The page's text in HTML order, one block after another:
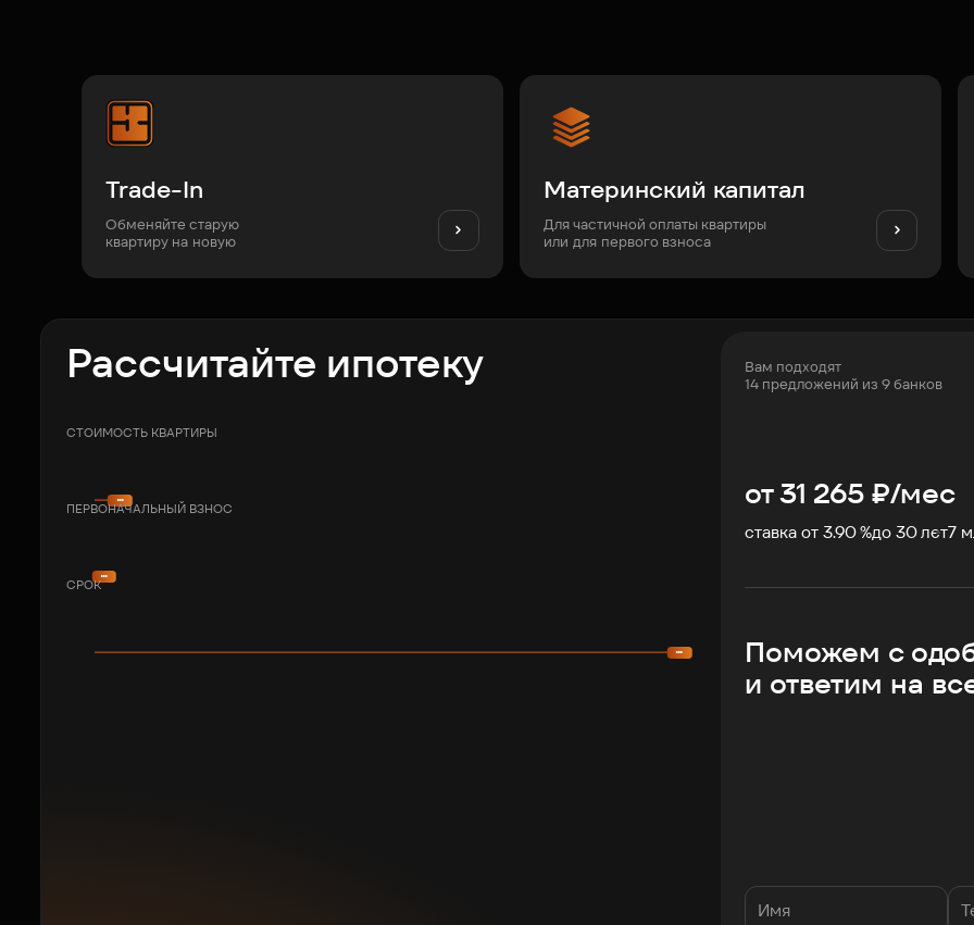
Trade-In
Обменяйте старую
квартиру на новую
Материнский капитал
Для частичной оплаты квартиры
или для первого взноса
Рассчитайте ипотеку
СТОИМОСТЬ КВАРТИРЫ
ПЕРВОНАЧАЛЬНЫЙ ВЗНОС
СРОК
Вам подходят
14 предложений из 9 банков
от31 265₽/мес
ставка от 3.90 %до30 лет7
Поможем с
и ответим на